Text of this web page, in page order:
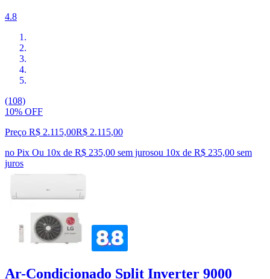
4.8
(108)
10% OFF
Preço R$ 2.115,00R$ 2.115,00
no Pix Ou 10x de R$ 235,00 sem jurosou 10x de R$ 235,00 sem
juros
Ar-Condicionado Split Inverter 9000